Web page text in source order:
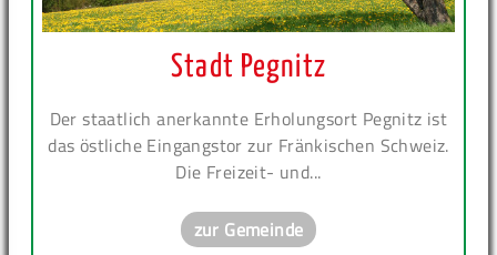
Stadt Pegnitz
Der staatlich anerkannte Erholungsort Pegnitz ist
das östliche Eingangstor zur Fränkischen Schweiz.
Die Freizeit- und...
zur Gemeinde